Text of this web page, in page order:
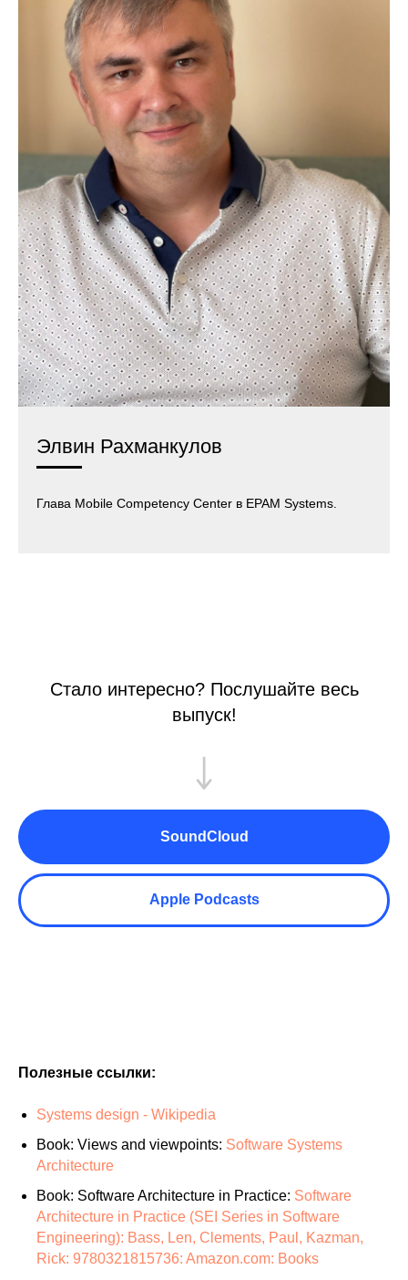
Элвин Рахманкулов
Глава Mobile Competency Center в EPAM Systems.
Стало интересно? Послушайте весь
выпуск!
SoundCloud
Apple Podcasts
Полезные ссылки:
Systems design - Wikipedia
Book: Views and viewpoints: Software Systems
Architecture
Book: Software Architecture in Practice: Software
Architecture in Practice (SEI Series in Software
Engineering): Bass, Len, Clements, Paul, Kazman,
Rick: 9780321815736: Amazon.com: Books